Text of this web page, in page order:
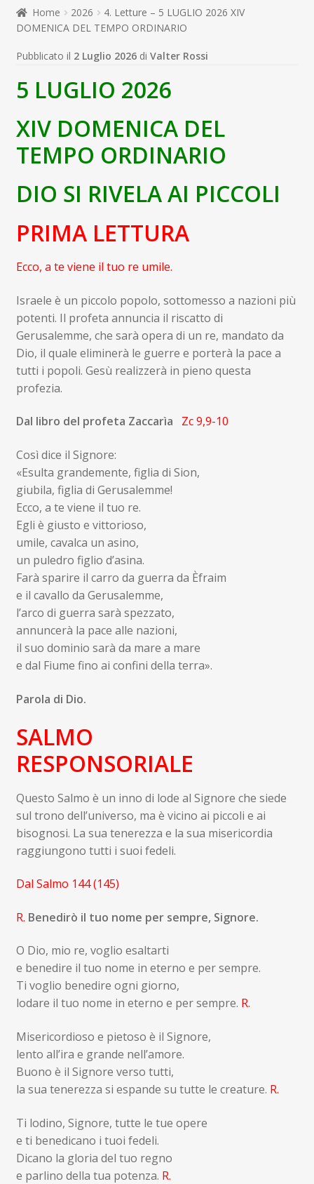
Contatti
Don Bosco
Home 2026
4. Letture – 5 LUGLIO 2026 XIV
DOMENICA DEL TEMPO ORDINARIO
Pubblicato il 2 Luglio 2026 di Valter Rossi
5 LUGLIO 2026
XIV DOMENICA DEL
TEMPO ORDINARIO
DIO SI RIVELA AI PICCOLI
PRIMA LETTURA
Ecco, a te viene il tuo re umile.
Israele è un piccolo popolo, sottomesso a nazioni più
potenti. Il profeta annuncia il riscatto di
Gerusalemme, che sarà opera di un re, mandato da
Dio, il quale eliminerà le guerre e porterà la pace a
tutti i popoli. Gesù realizzerà in pieno questa
profezia.
Dal libro del profeta Zaccarìa Zc 9,9-10
Così dice il Signore:
«Esulta grandemente, figlia di Sion,
giubila, figlia di Gerusalemme!
Ecco, a te viene il tuo re.
Egli è giusto e vittorioso,
umile, cavalca un asino,
un puledro figlio d’asina.
Farà sparire il carro da guerra da Èfraim
e il cavallo da Gerusalemme,
l’arco di guerra sarà spezzato,
annuncerà la pace alle nazioni,
il suo dominio sarà da mare a mare
e dal Fiume fino ai confini della terra».
Parola di Dio.
SALMO
RESPONSORIALE
Questo Salmo è un inno di lode al Signore che siede
sul trono dell’universo, ma è vicino ai piccoli e ai
bisognosi. La sua tenerezza e la sua misericordia
raggiungono tutti i suoi fedeli.
Dal Salmo 144 (145)
R. Benedirò il tuo nome per sempre, Signore.
O Dio, mio re, voglio esaltarti
e benedire il tuo nome in eterno e per sempre.
Ti voglio benedire ogni giorno,
lodare il tuo nome in eterno e per sempre. R.
Misericordioso e pietoso è il Signore,
lento all’ira e grande nell’amore.
Buono è il Signore verso tutti,
la sua tenerezza si espande su tutte le creature. R.
Ti lodino, Signore, tutte le tue opere
e ti benedicano i tuoi fedeli.
Dicano la gloria del tuo regno
e parlino della tua potenza. R.